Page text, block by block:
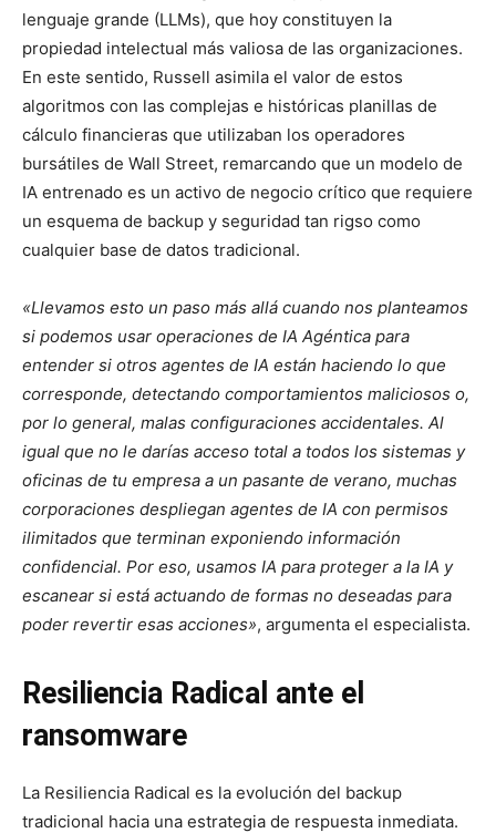
lenguaje grande (LLMs), que hoy constituyen la
propiedad intelectual más valiosa de las organizaciones.
En este sentido, Russell asimila el valor de estos
algoritmos con las complejas e históricas planillas de
cálculo financieras que utilizaban los operadores
bursátiles de Wall Street, remarcando que un modelo de
IA entrenado es un activo de negocio crítico que requiere
un esquema de backup y seguridad tan rigso como
cualquier base de datos tradicional.
«Llevamos esto un paso más allá cuando nos planteamos
si podemos usar operaciones de IA Agéntica para
entender si otros agentes de IA están haciendo lo que
corresponde, detectando comportamientos maliciosos o,
por lo general, malas configuraciones accidentales. Al
igual que no le darías acceso total a todos los sistemas y
oficinas de tu empresa a un pasante de verano, muchas
corporaciones despliegan agentes de IA con permisos
ilimitados que terminan exponiendo información
confidencial. Por eso, usamos IA para proteger a la IA y
escanear si está actuando de formas no deseadas para
poder revertir esas acciones», argumenta el especialista.
Resiliencia Radical ante el
ransomware
La Resiliencia Radical es la evolución del backup
tradicional hacia una estrategia de respuesta inmediata.